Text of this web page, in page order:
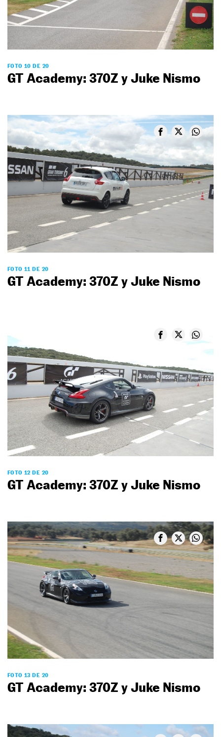
FOTO 10 DE 20
GT Academy: 370Z y Juke Nismo
FOTO 11 DE 20
GT Academy: 370Z y Juke Nismo
FOTO 12 DE 20
GT Academy: 370Z y Juke Nismo
FOTO 13 DE 20
GT Academy: 370Z y Juke Nismo